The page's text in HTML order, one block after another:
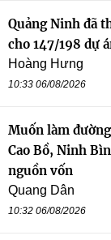
Quảng Ninh đã
cho 147/198 dự
Hoàng Hưng
10:33 06/08/2026
Muốn làm
Cao Bồ, Ninh
nguồn vốn
Quang Dân
10:32 06/08/2026